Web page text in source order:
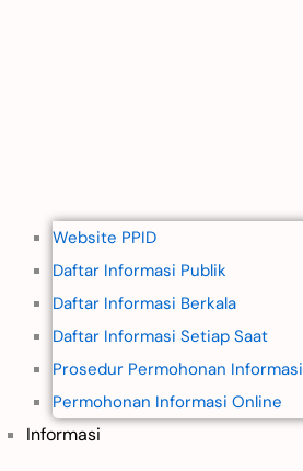
Website PPID
Daftar Informasi Publik
Daftar Informasi Berkala
Daftar Informasi Setiap Saat
Prosedur Permohonan Informasi
Permohonan Informasi Online
Informasi